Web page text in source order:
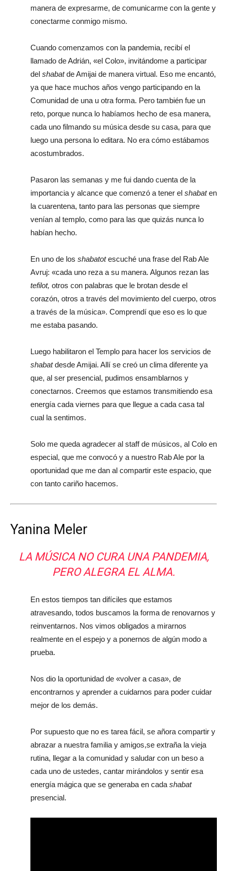
manera de expresarme, de comunicarme con la gente y
conectarme conmigo mismo.
Cuando comenzamos con la pandemia, recibí el
llamado de Adrián, «el Colo», invitándome a participar
del shabatde Amijai de manera virtual. Eso me encantó,
ya que hace muchos años vengo participando en la
Comunidad de una u otra forma. Pero también fue un
reto, porque nunca lo habíamos hecho de esa manera,
cada uno filmando su música desde su casa, para que
luego una persona lo editara. No era cómo estábamos
acostumbrados.
Pasaron las semanas y me fui dando cuenta de la
importancia y alcance que comenzó a tener el shabaten
la cuarentena, tanto para las personas que siempre
venían al templo, como para las que quizás nunca lo
habían hecho.
En uno de los shabatotescuché una frase del Rab Ale
Avruj: «cada uno reza a su manera. Algunos rezan las
tefilot, otros con palabras que le brotan desde el
corazón, otros a través del movimiento del cuerpo, otros
a través de la música». Comprendí que eso es lo que
me estaba pasando.
Luego habilitaron el Templo para hacer los servicios de
shabatdesde Amijai. Allí se creó un clima diferente ya
que, al ser presencial, pudimos ensamblarnos y
conectarnos. Creemos que estamos transmitiendo esa
energía cada viernes para que llegue a cada casa tal
cual la sentimos.
Solo me queda agradecer al staff de músicos, al Colo en
especial, que me convocó y a nuestro Rab Ale por la
oportunidad que me dan al compartir este espacio, que
con tanto cariño hacemos.
Yanina Meler
LA MÚSICA NO CURA UNA PANDEMIA,
PERO ALEGRA EL ALMA.
En estos tiempos tan difíciles que estamos
atravesando, todos buscamos la forma de renovarnos y
reinventarnos. Nos vimos obligados a mirarnos
realmente en el espejo y a ponernos de algún modo a
prueba.
Nos dio la oportunidad de «volver a casa», de
encontrarnos y aprender a cuidarnos para poder cuidar
mejor de los demás.
Por supuesto que no es tarea fácil, se añora compartir y
abrazar a nuestra familia y amigos,se extraña la vieja
rutina, llegar a la comunidad y saludar con un beso a
cada uno de ustedes, cantar mirándolos y sentir esa
energía mágica que se generaba en cada shabat
presencial.